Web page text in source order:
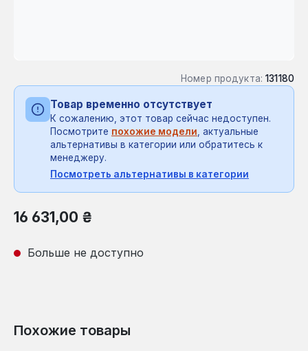
Номер продукта: 131180
Товар временно отсутствует
К сожалению, этот товар сейчас недоступен.
Посмотрите похожие модели, актуальные
альтернативы в категории или обратитесь к
менеджеру.
Посмотреть альтернативы в категории
Обычная цена:
16 631,00 ₴
Больше не доступно
Похожие товары